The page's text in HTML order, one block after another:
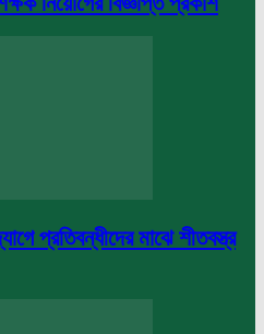
প্রতিবন্ধীদের মাঝে শীতবস্ত্র